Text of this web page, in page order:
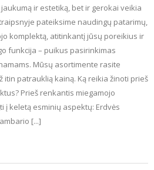
ir estetiką, bet ir gerokai veikia
pateiksime naudingų patarimų,
komplektą, atitinkantį jūsų poreikius ir
funkcija – puikus pasirinkimas
Mūsų asortimente rasite
itin patrauklią kainą. Ką reikia žinoti prieš
Prieš renkantis miegamojo
į keletą esminių aspektų: Erdvės
[...]